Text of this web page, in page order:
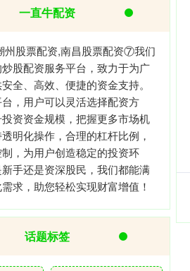
一直牛配资
州股票配资,南昌股票配资⑦我们
股配资服务平台，致力于为广
全、高效、便捷的资金支持。
，用户可以灵活选择配资方
资资金规模，把握更多市场机
明化操作，合理的杠杆比例，
，为用户创造稳定的投资环
手还是资深股民，我们都能满
求，助您轻松实现财富增值！
话题标签